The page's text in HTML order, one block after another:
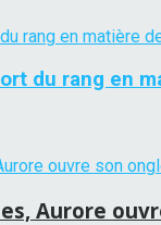
du rang en
Aurore